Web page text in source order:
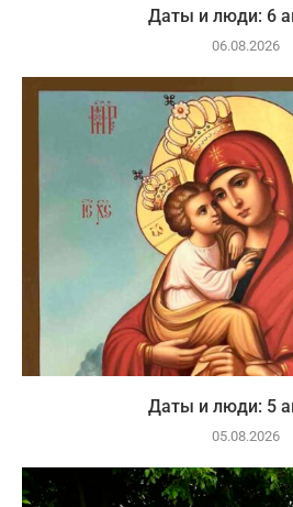
Даты и люди: 6
06.08.2026
Даты и люди: 5
05.08.2026